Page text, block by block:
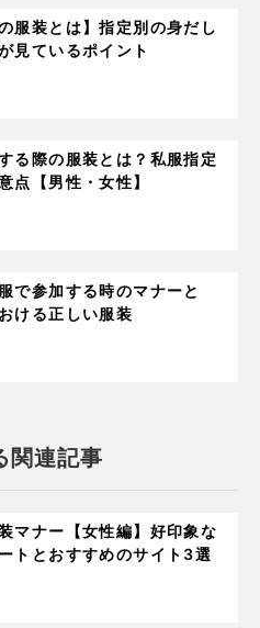
服装とは】指定別の身だし
見ているポイント
る際の服装とは？私服指定
点【男性・女性】
で参加する時のマナーと
ける正しい服装
関連記事
マナー【女性編】好印象な
トとおすすめのサイト3選